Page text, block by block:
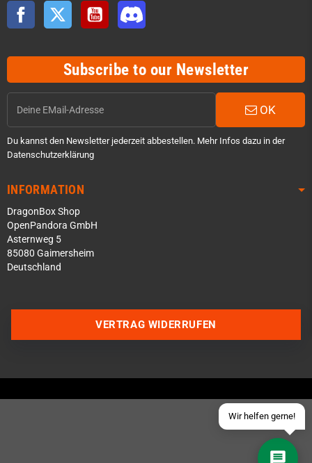
Facebook Twitter YouTube
Subscribe to our Newsletter
OK
Du kannst den Newsletter jederzeit abbestellen. Mehr Infos dazu in der
Datenschutzerklärung
INFORMATION
DragonBox Shop
OpenPandora GmbH
Asternweg 5
85080 Gaimersheim
Deutschland
Wir helfen gerne!
Schick uns eine eMail
VERTRAG WIDERRUFEN